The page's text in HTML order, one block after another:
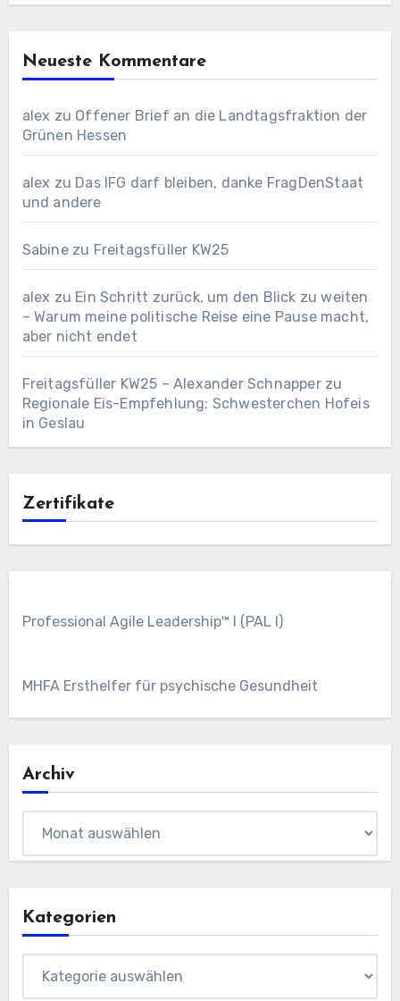
Neueste Kommentare
alex zu Offener Brief an die Landtagsfraktion der
Grünen Hessen
alex zu Das IFG darf bleiben, danke FragDenStaat
und andere
Sabinezu Freitagsfüller KW25
alex zu Ein Schritt zurück, um den Blick zu weiten
– Warum meine politische Reise eine Pause macht,
aber nicht endet
Freitagsfüller KW25 – Alexander Schnapperzu
Regionale Eis-Empfehlung: Schwesterchen Hofeis
in Geslau
Zertifikate
Professional Agile Leadership™ I (PAL I)
MHFA Ersthelfer für psychische Gesundheit
Archiv
Kategorien